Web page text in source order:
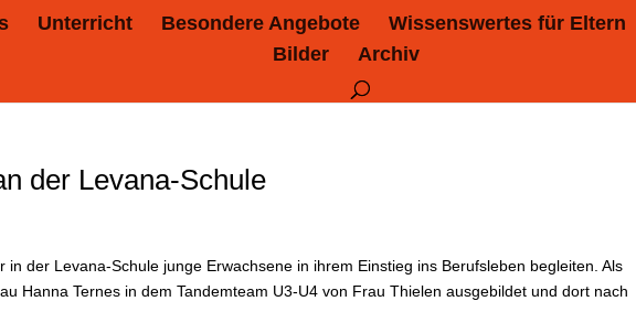
Unterricht Besondere Angebote Wissenswertes für Eltern
Bilder
Archiv
der Levana-Schule
in der Levana-Schule junge Erwachsene in ihrem Einstieg ins Berufsleben begleiten. Als
Hanna Ternes in dem Tandemteam U3-U4 von Frau Thielen ausgebildet und dort nach